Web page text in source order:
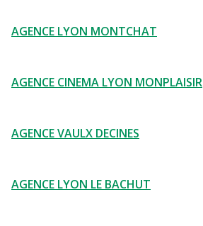
AGENCE LYON MONTCHAT
AGENCE CINEMA LYON MONPLAISIR
AGENCE VAULX DECINES
AGENCE LYON LE BACHUT